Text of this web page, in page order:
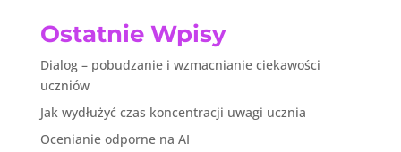
Ostatnie Wpisy
Dialog – pobudzanie i wzmacnianie ciekawości
uczniów
Jak wydłużyć czas koncentracji uwagi ucznia
Ocenianie odporne na AI